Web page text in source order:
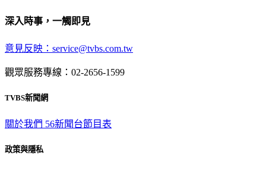
深入時事，一觸即見
意見反映：service@tvbs.com.tw
觀眾服務專線：02-2656-1599
TVBS新聞網
關於我們 56新聞台節目表
政策與隱私